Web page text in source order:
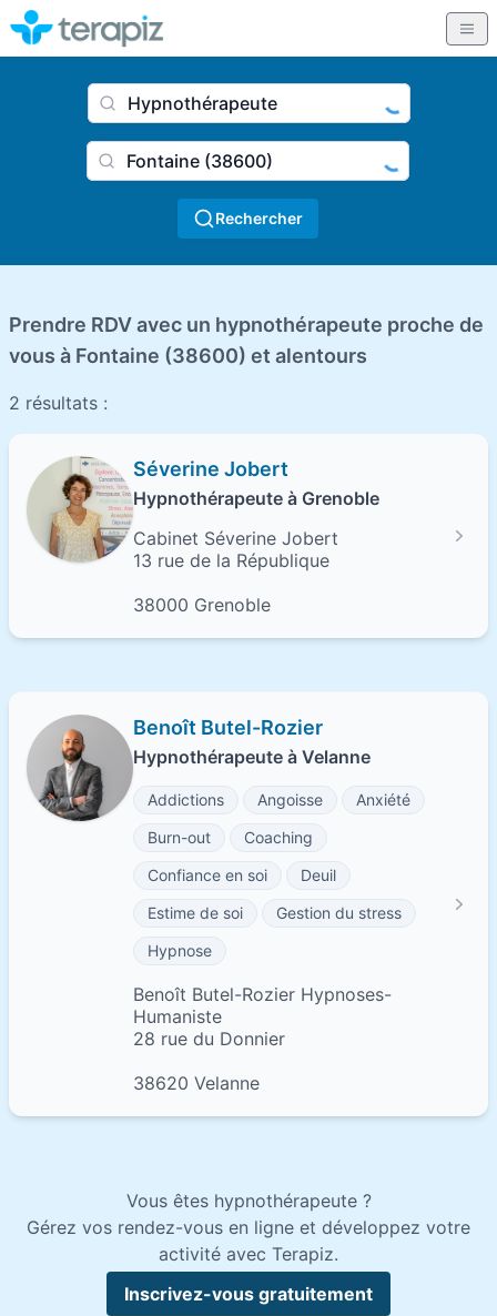
Nom du praticien, profession
Ville
Rechercher
Prendre RDV avec un hypnothérapeute proche de
vous à Fontaine (38600) et alentours
2 résultats :
Séverine Jobert
Hypnothérapeute à Grenoble
Cabinet Séverine Jobert
13 rue de la République
38000 Grenoble
Benoît Butel-Rozier
Hypnothérapeute à Velanne
Addictions Angoisse
Anxiété
Burn-out
Coaching
Confiance en soi
Deuil
Estime de soi
Gestion du stress
Hypnose
Benoît Butel-Rozier Hypnoses-
Humaniste
28 rue du Donnier
38620 Velanne
Vous êtes hypnothérapeute ?
Gérez vos rendez-vous en ligne et développez votre
activité avec Terapiz.
Inscrivez-vous gratuitement